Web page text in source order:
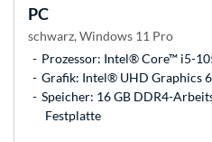
PC
schwarz, Windows 11 Pro
Prozessor: Intel® Core™ i5-
Grafik: Intel® UHD Graphics
Speicher: 16 GB DDR4-
Festplatte